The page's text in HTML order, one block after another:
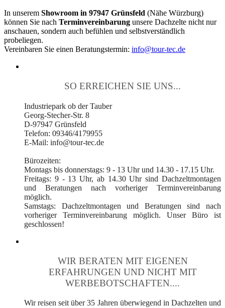
In unserem Showroom in 97947 Grünsfeld (Nähe Würzburg)
können Sie nach Terminvereinbarung unsere Dachzelte nicht nur
anschauen, sondern auch befühlen und selbstverständlich
probeliegen.
Vereinbaren Sie einen Beratungstermin: info@tour-tec.de
SO ERREICHEN SIE UNS...
Industriepark ob der Tauber
Georg-Stecher-Str. 8
D-97947 Grünsfeld
Telefon: 09346/4179955
E-Mail: info@tour-tec.de
Bürozeiten:
Montags bis donnerstags: 9 - 13 Uhr und 14.30 - 17.15 Uhr.
Freitags: 9 - 13 Uhr, ab 14.30 Uhr sind Dachzeltmontagen
und Beratungen nach vorheriger Terminvereinbarung
möglich.
Samstags: Dachzeltmontagen und Beratungen sind nach
vorheriger Terminvereinbarung möglich. Unser Büro ist
geschlossen!
WIR BERATEN MIT EIGENEN
ERFAHRUNGEN UND NICHT MIT
WERBEBOTSCHAFTEN....
Wir reisen seit über 35 Jahren überwiegend in Dachzelten und